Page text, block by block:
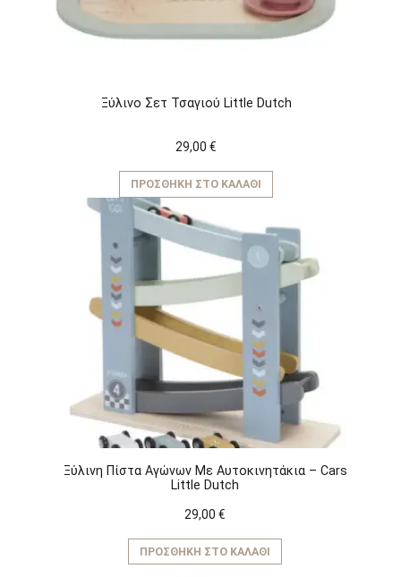
Ξύλινο Σετ Τσαγιού Little Dutch
29,00 €
ΠΡΟΣΘΉΚΗ ΣΤΟ ΚΑΛΆΘΙ
Ξύλινη Πίστα Αγώνων Με Αυτοκινητάκια – Cars
Little Dutch
29,00 €
ΠΡΟΣΘΉΚΗ ΣΤΟ ΚΑΛΆΘΙ